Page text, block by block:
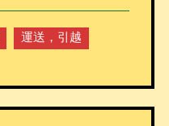
運送，引越